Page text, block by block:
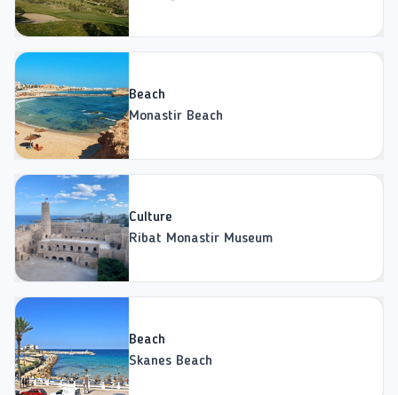
Beach
Monastir Beach
Culture
Ribat Monastir Museum
Beach
Skanes Beach